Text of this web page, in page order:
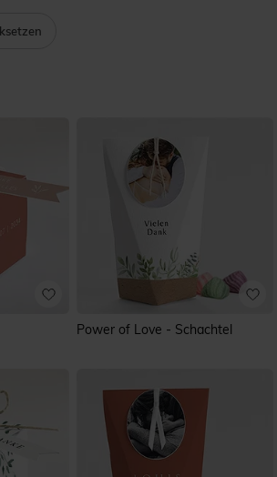
Power of Love - Schachtel